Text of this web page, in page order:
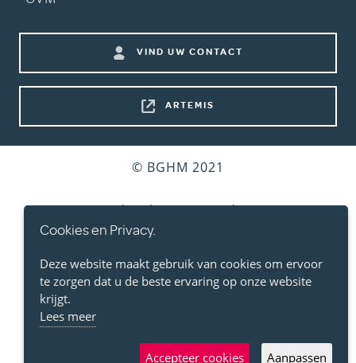
shortcuts
VIND UW CONTACT
ARTEMIS
© BGHM 2021
Gebruiksvoorwaarden
Toegankelijkheidsverklaring
Cookies en Privacy.
Deze website maakt gebruik van cookies om ervoor
te zorgen dat u de beste ervaring op onze website
krijgt.
Lees meer
Accepteer cookies Aanpassen